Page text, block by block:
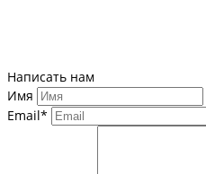
Написать нам
Имя
Email*